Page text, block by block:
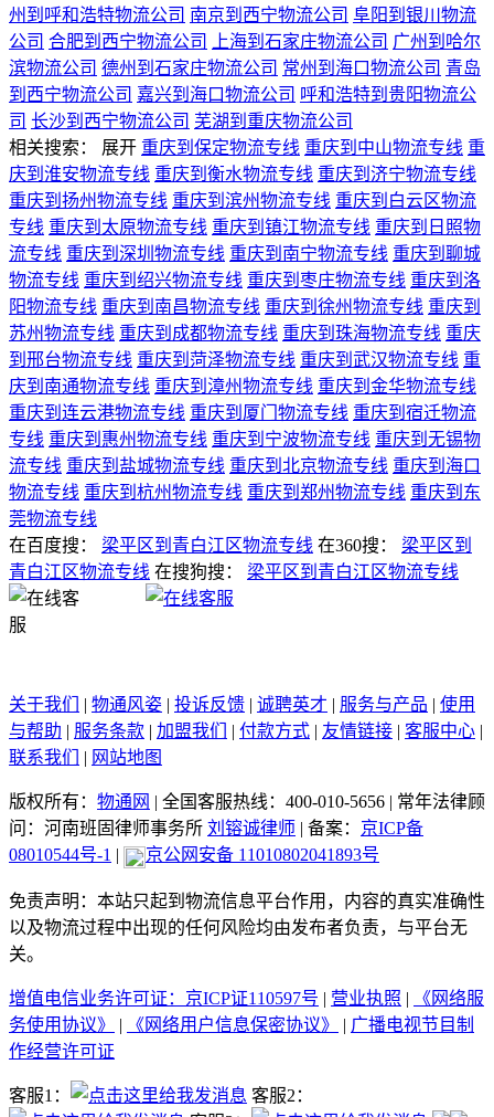
州到呼和浩特物流公司 南京到西宁物流公司 阜阳到银川物流
公司 合肥到西宁物流公司 上海到石家庄物流公司 广州到哈尔
滨物流公司 德州到石家庄物流公司 常州到海口物流公司 青岛
到西宁物流公司 嘉兴到海口物流公司 呼和浩特到贵阳物流公
司 长沙到西宁物流公司 芜湖到重庆物流公司
相关搜索： 展开 重庆到保定物流专线 重庆到中山物流专线 重
庆到淮安物流专线 重庆到衡水物流专线 重庆到济宁物流专线
重庆到扬州物流专线 重庆到滨州物流专线 重庆到白云区物流
专线 重庆到太原物流专线 重庆到镇江物流专线 重庆到日照物
流专线 重庆到深圳物流专线 重庆到南宁物流专线 重庆到聊城
物流专线 重庆到绍兴物流专线 重庆到枣庄物流专线 重庆到洛
阳物流专线 重庆到南昌物流专线 重庆到徐州物流专线 重庆到
苏州物流专线 重庆到成都物流专线 重庆到珠海物流专线 重庆
到邢台物流专线 重庆到菏泽物流专线 重庆到武汉物流专线 重
庆到南通物流专线 重庆到漳州物流专线 重庆到金华物流专线
重庆到连云港物流专线 重庆到厦门物流专线 重庆到宿迁物流
专线 重庆到惠州物流专线 重庆到宁波物流专线 重庆到无锡物
流专线 重庆到盐城物流专线 重庆到北京物流专线 重庆到海口
物流专线 重庆到杭州物流专线 重庆到郑州物流专线 重庆到东
莞物流专线
在百度搜：
梁平区到青白江区物流专线 在360搜：
梁平区到
青白江区物流专线 在搜狗搜： 梁平区到青白江区物流专线
关于我们 | 物通风姿 | 投诉反馈 | 诚聘英才 | 服务与产品 | 使用
与帮助 | 服务条款 | 加盟我们 | 付款方式 | 友情链接 | 客服中心 |
联系我们
| 网站地图
版权所有： 物通网 | 全国客服热线：400-010-5656 | 常年法律顾
问：河南班固律师事务所 刘镕诚律师 | 备案： 京ICP备
08010544号-1 | 京公网安备 11010802041893号
免责声明：本站只起到物流信息平台作用，内容的真实准确性
以及物流过程中出现的任何风险均由发布者负责，与平台无
关。
增值电信业务许可证：京ICP证110597号 | 营业执照 |
《网络服
务使用协议》
| 《网络用户信息保密协议》 | 广播电视节目制
作经营许可证
客服1：
客服2：